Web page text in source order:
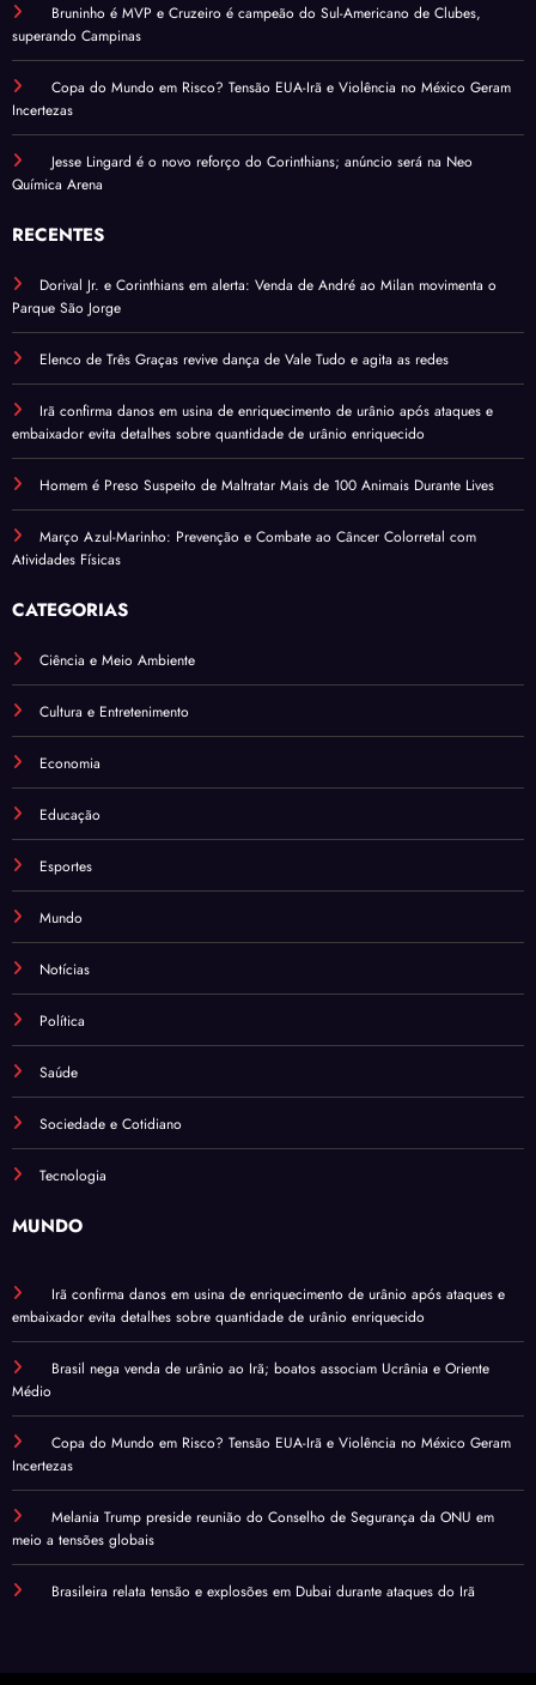
Bruninho é MVP e Cruzeiro é campeão do Sul-Americano de Clubes,
superando Campinas
Copa do Mundo em Risco? Tensão EUA-Irã e Violência no México Geram
Incertezas
Jesse Lingard é o novo reforço do Corinthians; anúncio será na Neo
Química Arena
RECENTES
Dorival Jr. e Corinthians em alerta: Venda de André ao Milan movimenta o
Parque São Jorge
Elenco de Três Graças revive dança de Vale Tudo e agita as redes
Irã confirma danos em usina de enriquecimento de urânio após ataques e
embaixador evita detalhes sobre quantidade de urânio enriquecido
Homem é Preso Suspeito de Maltratar Mais de 100 Animais Durante Lives
Março Azul-Marinho: Prevenção e Combate ao Câncer Colorretal com
Atividades Físicas
CATEGORIAS
Ciência e Meio Ambiente
Cultura e Entretenimento
Economia
Educação
Esportes
Mundo
Notícias
Política
Saúde
Sociedade e Cotidiano
Tecnologia
MUNDO
Irã confirma danos em usina de enriquecimento de urânio após ataques e
embaixador evita detalhes sobre quantidade de urânio enriquecido
Brasil nega venda de urânio ao Irã; boatos associam Ucrânia e Oriente
Médio
Copa do Mundo em Risco? Tensão EUA-Irã e Violência no México Geram
Incertezas
Melania Trump preside reunião do Conselho de Segurança da ONU em
meio a tensões globais
Brasileira relata tensão e explosões em Dubai durante ataques do Irã